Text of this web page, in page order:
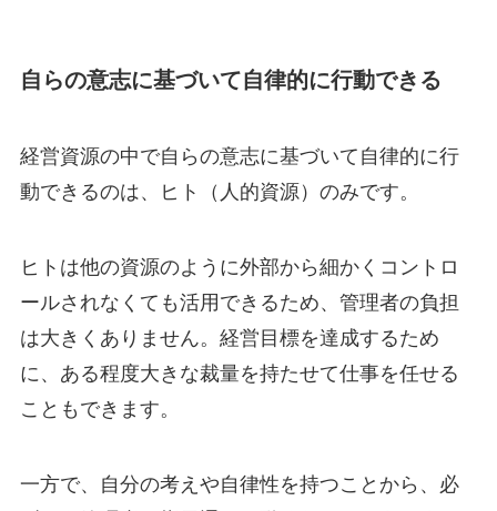
自らの意志に基づいて自律的に行動できる
経営資源の中で自らの意志に基づいて自律的に行
動できるのは、ヒト（人的資源）のみです。
ヒトは他の資源のように外部から細かくコントロ
ールされなくても活用できるため、管理者の負担
は大きくありません。経営目標を達成するため
に、ある程度大きな裁量を持たせて仕事を任せる
こともできます。
一方で、自分の考えや自律性を持つことから、必